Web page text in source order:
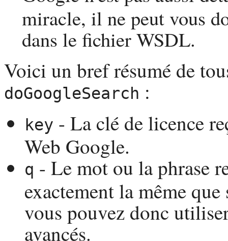
miracle, il ne peut vous
dans le fichierWSDL.
Voici un bref résumé de
doGoogleSearch :
key - La clé de licence
Web Google.
q - Le mot ou la phrase
exactement la même
vous pouvez donc
avancés.